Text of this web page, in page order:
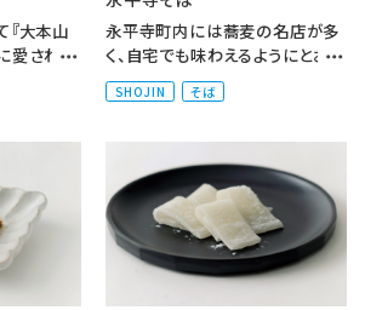
『大本山
愛され、
表格。
特の...
永平寺町内には蕎麦の名店が多
く、自宅でも味わえるようにとお土
産用の商品を販売している店も
あります。冷たい蕎麦に大根お...
SHOJIN そば